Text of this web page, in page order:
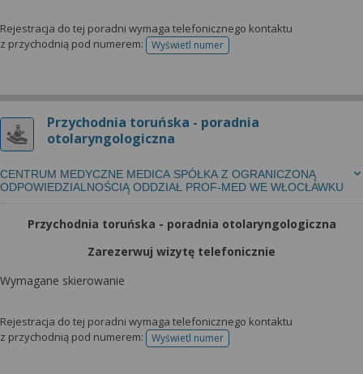
Rejestracja do tej poradni wymaga telefonicznego kontaktu
z przychodnią pod numerem:
Wyświetl numertelefonu do rejestracji
Przychodnia toruńska - poradnia
otolaryngologiczna
CENTRUM MEDYCZNE MEDICA SPÓŁKA Z OGRANICZONĄ
ODPOWIEDZIALNOŚCIĄ ODDZIAŁ PROF-MED WE WŁOCŁAWKU
Przychodnia toruńska - poradnia otolaryngologiczna
Zarezerwuj wizytę telefonicznie
Wymagane skierowanie
Rejestracja do tej poradni wymaga telefonicznego kontaktu
z przychodnią pod numerem:
Wyświetl numertelefonu do rejestracji